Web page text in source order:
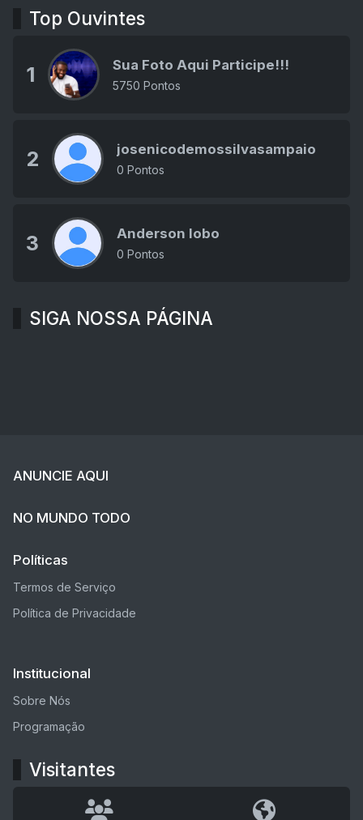
Top Ouvintes
1 Sua Foto Aqui Participe!!!
5750 Pontos
2 josenicodemossilvasampaio
0 Pontos
3 Anderson lobo
0 Pontos
SIGA NOSSA PÁGINA
ANUNCIE AQUI
NO MUNDO TODO
Políticas
Termos de Serviço
Política de Privacidade
Institucional
Sobre Nós
Programação
Visitantes